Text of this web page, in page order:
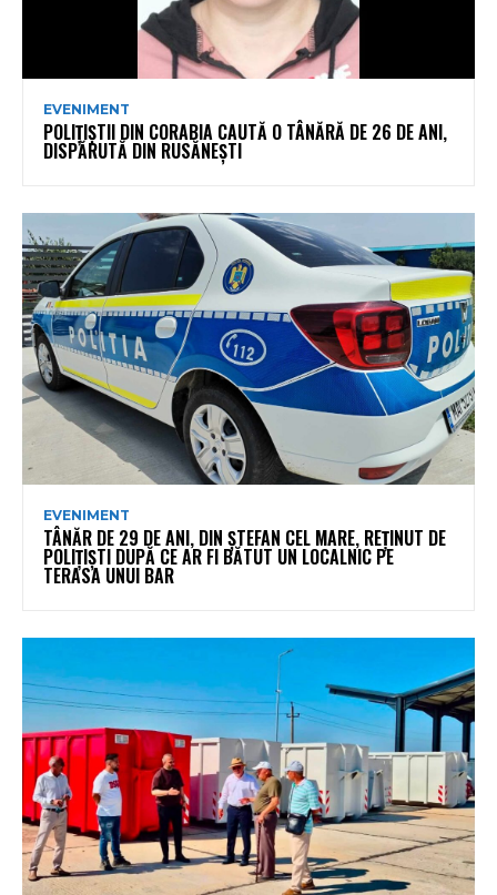
EVENIMENT
POLIȚIȘTII DIN CORABIA CAUTĂ O TÂNĂRĂ DE 26 DE ANI,
DISPĂRUTĂ DIN RUSĂNEȘTI
EVENIMENT
TÂNĂR DE 29 DE ANI, DIN ȘTEFAN CEL MARE, REȚINUT DE
POLIȚIȘTI DUPĂ CE AR FI BĂTUT UN LOCALNIC PE
TERASA UNUI BAR